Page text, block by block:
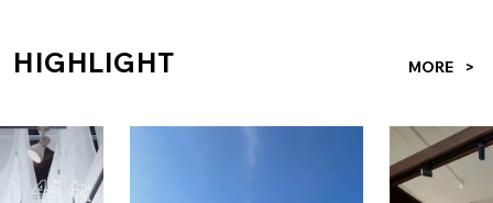
เรื่องการพัฒนาชุมชนเมือง มาก่อตั้งสตูดิโอที่ใช้กระบวนการ
งานและเป็นเจ้าของร่วมกัน โดยมีเครื่องมือสำคัญคือการจัด
“อีเวนต์” เป็นโมเดลการจัด Pop-Up ตามสถานที่ต่าง ๆ […]
HIGHLIGHT MORE